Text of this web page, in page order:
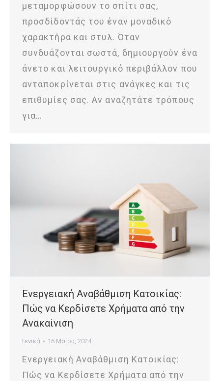
μεταμορφώσουν το σπίτι σας,
προσδίδοντάς του έναν μοναδικό
χαρακτήρα και στυλ. Όταν
συνδυάζονται σωστά, δημιουργούν ένα
άνετο και λειτουργικό περιβάλλον που
ανταποκρίνεται στις ανάγκες και τις
επιθυμίες σας. Αν αναζητάτε τρόπους
για…
Ενεργειακή Αναβάθμιση Κατοικίας:
Πώς να Κερδίσετε Χρήματα από την
Ανακαίνιση
Γενικά 16 Μαΐου, 2024
Ενεργειακή Αναβάθμιση Κατοικίας:
Πώς να Κερδίσετε Χρήματα από την